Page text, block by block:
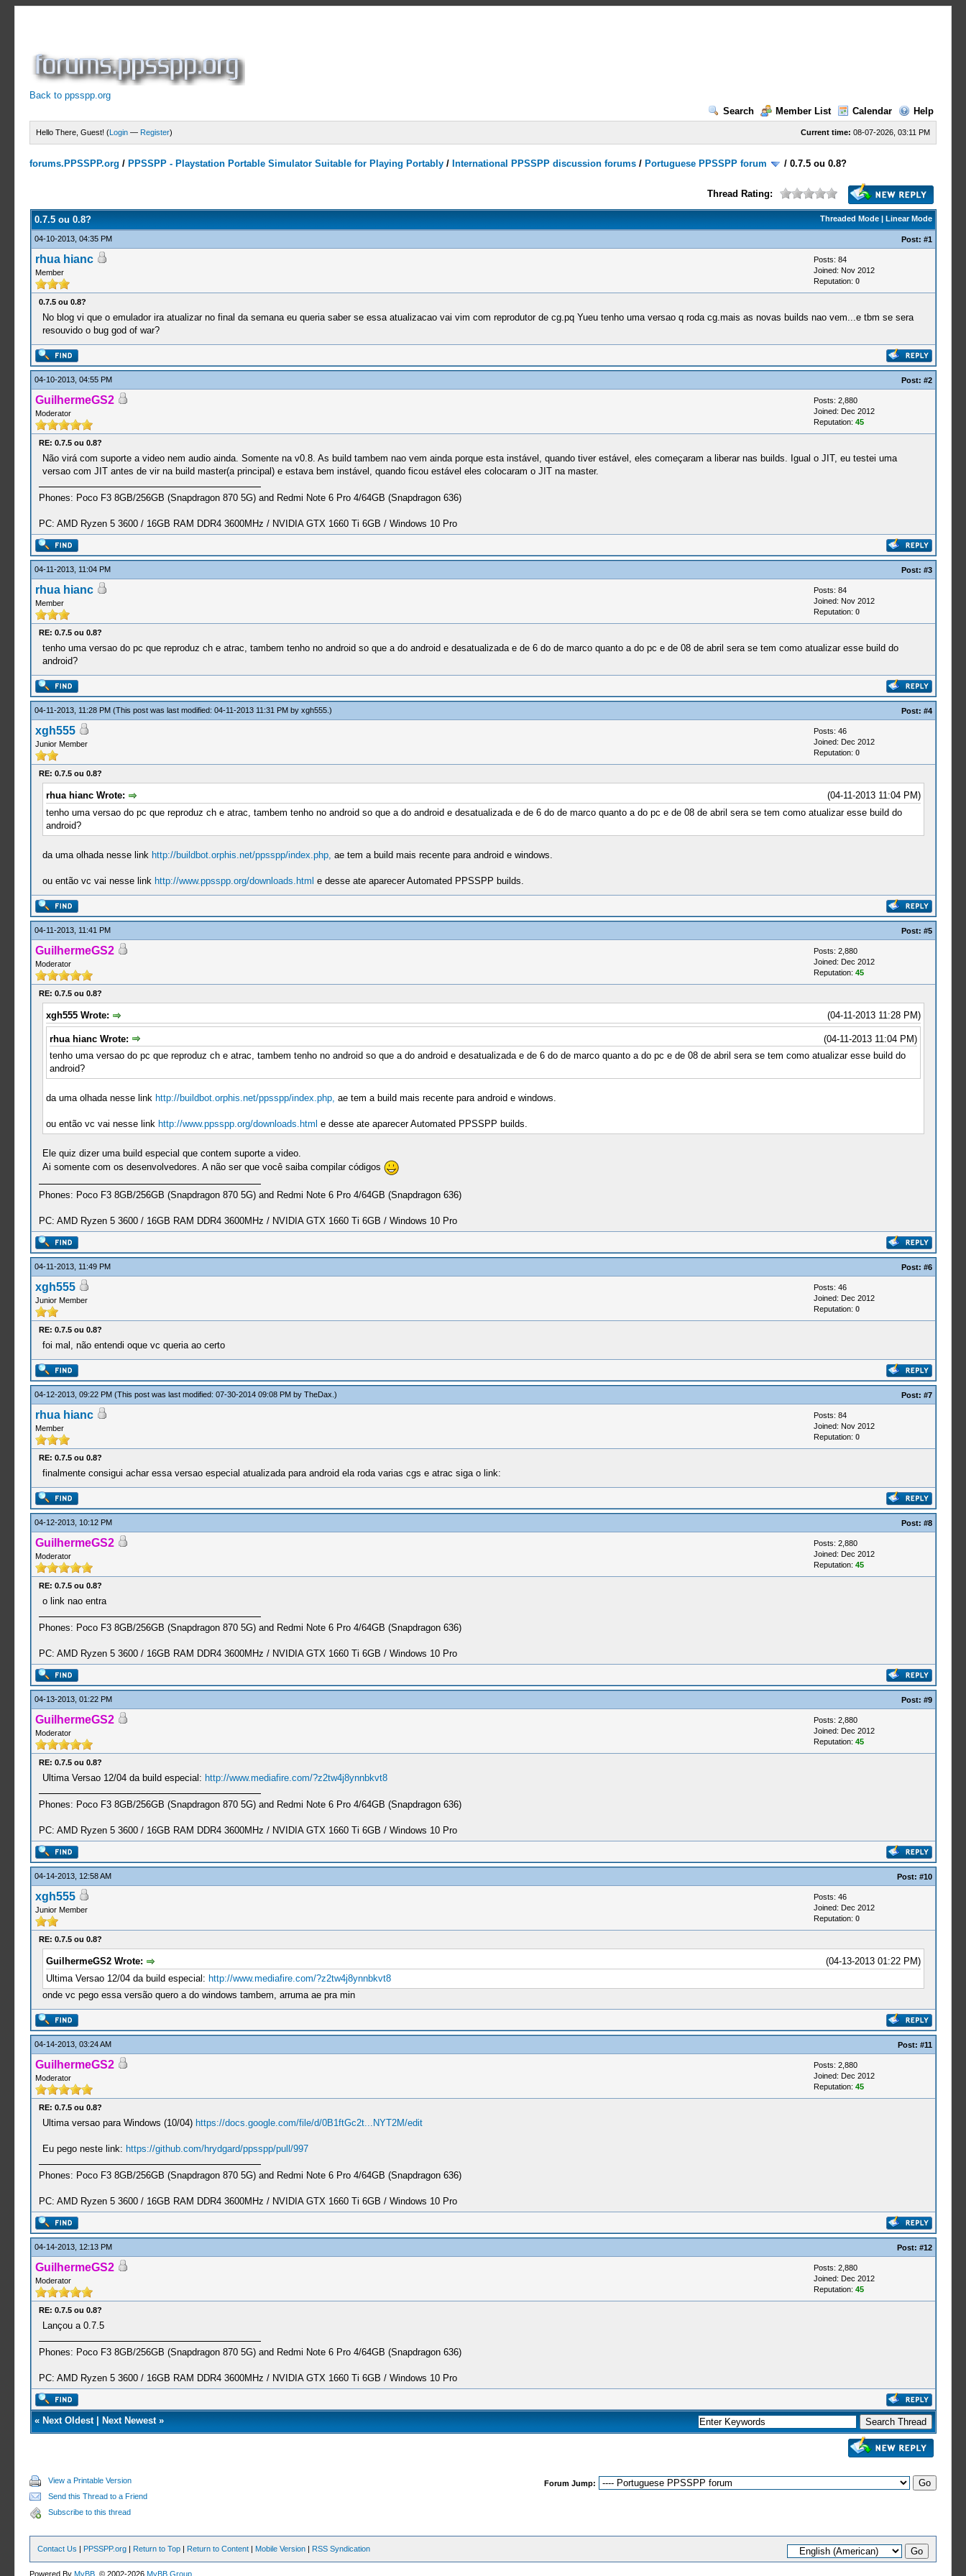
Back to ppsspp.org
Search
Member List Calendar Help
Current time: 08-07-2026, 03:11 PM
Hello There, Guest! (Login — Register)
forums.PPSSPP.org / PPSSPP - Playstation Portable Simulator Suitable for Playing Portably / International PPSSPP discussion forums / Portuguese PPSSPP forum /0.7.5 ou 0.8?
Thread Rating:
Threaded Mode| Linear Mode
0.7.5 ou 0.8?
04-10-2013, 04:35 PM Post: #1
rhua hianc
Member
Posts: 84
Joined: Nov 2012
Reputation: 0
0.7.5 ou 0.8?
No blog vi que o emulador ira atualizar no final da semana eu queria saber se essa atualizacao vai vim com reprodutor de cg.pq Yueu tenho uma versao q roda cg.mais as novas builds nao vem...e tbm se sera
resouvido o bug god of war?
04-10-2013, 04:55 PM Post: #2
GuilhermeGS2
Moderator
Posts: 2,880
Joined: Dec 2012
Reputation: 45
RE: 0.7.5 ou 0.8?
Não virá com suporte a video nem audio ainda. Somente na v0.8. As build tambem nao vem ainda porque esta instável, quando tiver estável, eles começaram a liberar nas builds. Igual o JIT, eu testei uma
versao com JIT antes de vir na build master(a principal) e estava bem instável, quando ficou estável eles colocaram o JIT na master.
Phones: Poco F3 8GB/256GB (Snapdragon 870 5G) and Redmi Note 6 Pro 4/64GB (Snapdragon 636)
PC: AMD Ryzen 5 3600 / 16GB RAM DDR4 3600MHz / NVIDIA GTX 1660 Ti 6GB / Windows 10 Pro
04-11-2013, 11:04 PM Post: #3
rhua hianc
Member
Posts: 84
Joined: Nov 2012
Reputation: 0
RE: 0.7.5 ou 0.8?
tenho uma versao do pc que reproduz ch e atrac, tambem tenho no android so que a do android e desatualizada e de 6 do de marco quanto a do pc e de 08 de abril sera se tem como atualizar esse build do
android?
04-11-2013, 11:28 PM (This post was last modified: 04-11-2013 11:31 PM by xgh555.) Post: #4
xgh555
Junior Member
Posts: 46
Joined: Dec 2012
Reputation: 0
RE: 0.7.5 ou 0.8?
(04-11-2013 11:04 PM)
rhua hianc Wrote:
tenho uma versao do pc que reproduz ch e atrac, tambem tenho no android so que a do android e desatualizada e de 6 do de marco quanto a do pc e de 08 de abril sera se tem como atualizar esse build do
android?
da uma olhada nesse link http://buildbot.orphis.net/ppsspp/index.php, ae tem a build mais recente para android e windows.
ou então vc vai nesse link http://www.ppsspp.org/downloads.html e desse ate aparecer Automated PPSSPP builds.
04-11-2013, 11:41 PM Post: #5
GuilhermeGS2
Moderator
Posts: 2,880
Joined: Dec 2012
Reputation: 45
RE: 0.7.5 ou 0.8?
(04-11-2013 11:28 PM)
xgh555 Wrote:
(04-11-2013 11:04 PM)
rhua hianc Wrote:
tenho uma versao do pc que reproduz ch e atrac, tambem tenho no android so que a do android e desatualizada e de 6 do de marco quanto a do pc e de 08 de abril sera se tem como atualizar esse build do
android?
da uma olhada nesse link http://buildbot.orphis.net/ppsspp/index.php, ae tem a build mais recente para android e windows.
ou então vc vai nesse link http://www.ppsspp.org/downloads.html e desse ate aparecer Automated PPSSPP builds.
Ele quiz dizer uma build especial que contem suporte a video.
Ai somente com os desenvolvedores. A não ser que você saiba compilar códigos
Phones: Poco F3 8GB/256GB (Snapdragon 870 5G) and Redmi Note 6 Pro 4/64GB (Snapdragon 636)
PC: AMD Ryzen 5 3600 / 16GB RAM DDR4 3600MHz / NVIDIA GTX 1660 Ti 6GB / Windows 10 Pro
04-11-2013, 11:49 PM Post: #6
xgh555
Junior Member
Posts: 46
Joined: Dec 2012
Reputation: 0
RE: 0.7.5 ou 0.8?
foi mal, não entendi oque vc queria ao certo
04-12-2013, 09:22 PM (This post was last modified: 07-30-2014 09:08 PM by TheDax .) Post: #7
rhua hianc
Member
Posts: 84
Joined: Nov 2012
Reputation: 0
RE: 0.7.5 ou 0.8?
finalmente consigui achar essa versao especial atualizada para android ela roda varias cgs e atrac siga o link:
04-12-2013, 10:12 PM Post: #8
GuilhermeGS2
Moderator
Posts: 2,880
Joined: Dec 2012
Reputation: 45
RE: 0.7.5 ou 0.8?
o link nao entra
Phones: Poco F3 8GB/256GB (Snapdragon 870 5G) and Redmi Note 6 Pro 4/64GB (Snapdragon 636)
PC: AMD Ryzen 5 3600 / 16GB RAM DDR4 3600MHz / NVIDIA GTX 1660 Ti 6GB / Windows 10 Pro
04-13-2013, 01:22 PM Post: #9
GuilhermeGS2
Moderator
Posts: 2,880
Joined: Dec 2012
Reputation: 45
RE: 0.7.5 ou 0.8?
Ultima Versao 12/04 da build especial: http://www.mediafire.com/?z2tw4j8ynnbkvt8
Phones: Poco F3 8GB/256GB (Snapdragon 870 5G) and Redmi Note 6 Pro 4/64GB (Snapdragon 636)
PC: AMD Ryzen 5 3600 / 16GB RAM DDR4 3600MHz / NVIDIA GTX 1660 Ti 6GB / Windows 10 Pro
04-14-2013, 12:58 AM Post: #10
xgh555
Junior Member
Posts: 46
Joined: Dec 2012
Reputation: 0
RE: 0.7.5 ou 0.8?
(04-13-2013 01:22 PM)
GuilhermeGS2 Wrote:
Ultima Versao 12/04 da build especial: http://www.mediafire.com/?z2tw4j8ynnbkvt8
onde vc pego essa versão quero a do windows tambem, arruma ae pra min
04-14-2013, 03:24 AM Post: #11
GuilhermeGS2
Moderator
Posts: 2,880
Joined: Dec 2012
Reputation: 45
RE: 0.7.5 ou 0.8?
Ultima versao para Windows (10/04) https://docs.google.com/file/d/0B1ftGc2t...NYT2M/edit
Eu pego neste link: https://github.com/hrydgard/ppsspp/pull/997
Phones: Poco F3 8GB/256GB (Snapdragon 870 5G) and Redmi Note 6 Pro 4/64GB (Snapdragon 636)
PC: AMD Ryzen 5 3600 / 16GB RAM DDR4 3600MHz / NVIDIA GTX 1660 Ti 6GB / Windows 10 Pro
04-14-2013, 12:13 PM Post: #12
GuilhermeGS2
Moderator
Posts: 2,880
Joined: Dec 2012
Reputation: 45
RE: 0.7.5 ou 0.8?
Lançou a 0.7.5
Phones: Poco F3 8GB/256GB (Snapdragon 870 5G) and Redmi Note 6 Pro 4/64GB (Snapdragon 636)
PC: AMD Ryzen 5 3600 / 16GB RAM DDR4 3600MHz / NVIDIA GTX 1660 Ti 6GB / Windows 10 Pro
« Next Oldest| Next Newest»
View a Printable Version
Send this Thread to a Friend
Subscribe to this thread
Forum Jump:
Contact Us | PPSSPP.org | Return to Top | Return to Content | Mobile Version | RSS Syndication
Powered ByMyBB , © 2002-2026MyBB Group